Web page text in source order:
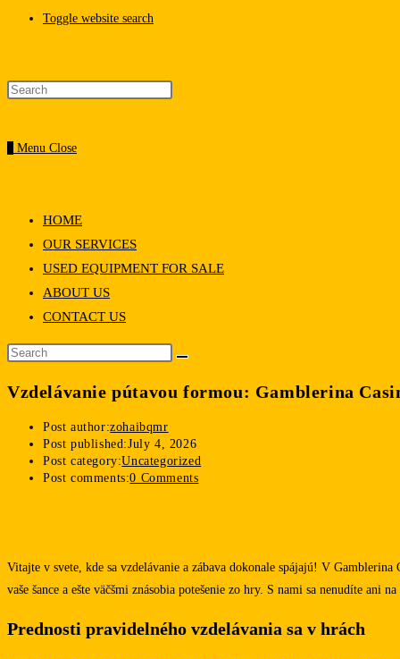
Toggle website search
Menu Close
HOME
OUR SERVICES
USED EQUIPMENT FOR SALE
ABOUT US
CONTACT US
Vzdelávanie pútavou formou: Gamblerina
Post author:zohaibqmr
Post published:July 4, 2026
Post category:Uncategorized
Post comments:0 Comments
Vitajte v svete, kde sa vzdelávanie a zábava dokonale spájajú! V
vaše šance a ešte väčšmi znásobia potešenie zo hry. S nami sa nenudíte ani
Prednosti pravidelného vzdelávania sa v hrách